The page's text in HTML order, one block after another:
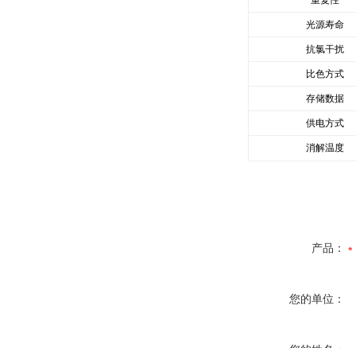
光源寿命
抗氯干扰
比色方式
存储数据
供电方式
消解温度
产品：
您的单位：